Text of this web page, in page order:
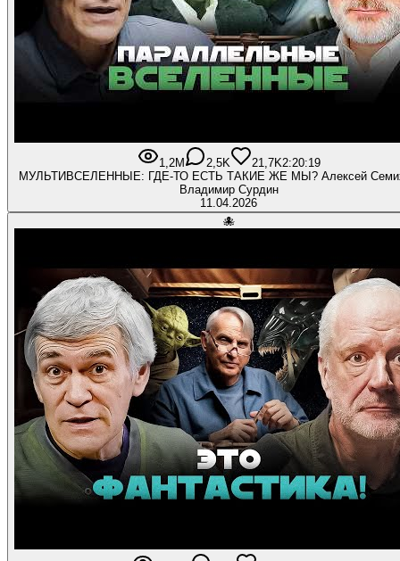
1,2M 2,5K 21,7K2:20:19
МУЛЬТИВСЕЛЕННЫЕ: ГДЕ-ТО ЕСТЬ ТАКИЕ ЖЕ МЫ? Алексей
Владимир Сурдин
11.04.2026
🐙